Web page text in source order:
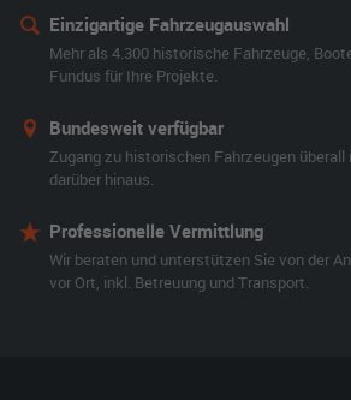
Einzigartige Fahrzeugauswahl
Mehr als 4.300 historische Fahrzeuge,
Fundus für Ihre Projekte.
Bundesweit verfügbar
Zugang zu historischen Fahrzeugen
darüber hinaus.
Professionelle Vermittlung
Wir beraten und unterstützen Sie von der
vor Ort, inkl. Betreuung und Transport.